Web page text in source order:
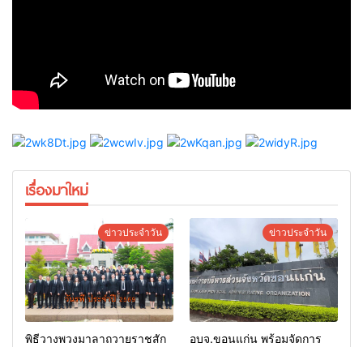
เรื่องมาใหม่
ข่าวประจำวัน
พิธีวางพวงมาลาถวายราชสัก
ข่าวประจำวัน
อบจ.ขอนแก่น พร้อมจัดการ